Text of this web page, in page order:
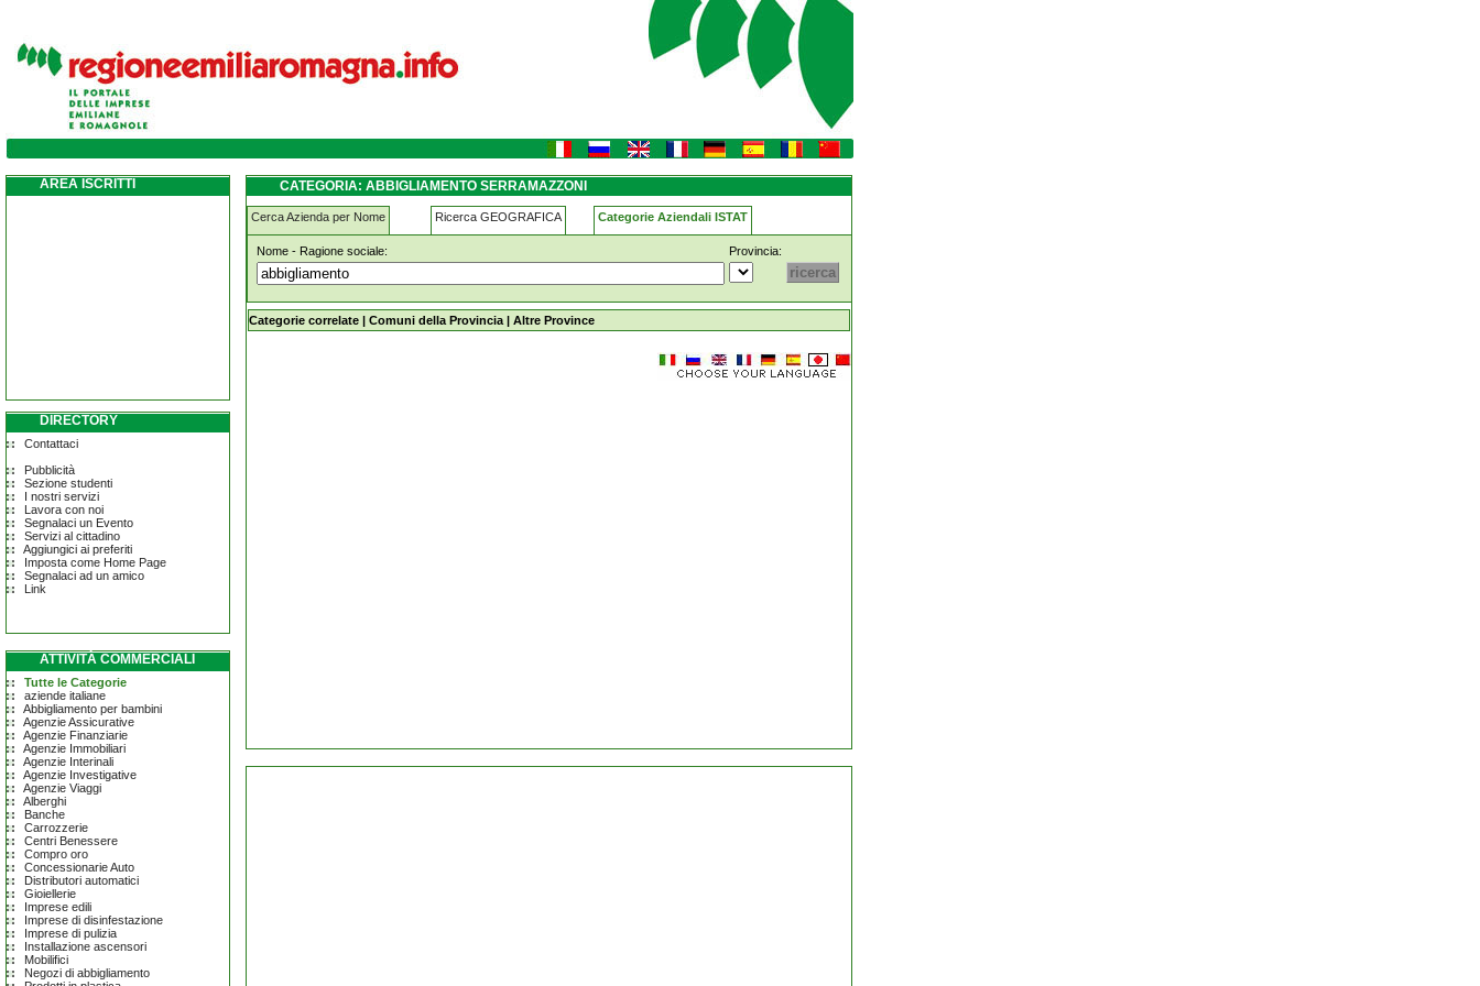
abbigliamento serramazzoni
AREA ISCRITTI
DIRECTORY
Contattaci
Pubblicità
Sezione studenti
I nostri servizi
Lavora con noi
Segnalaci un Evento
Servizi al cittadino
Aggiungici ai preferiti
Imposta come Home Page
Segnalaci ad un amico
Link
ATTIVITÀ COMMERCIALI
Tutte le Categorie
aziende italiane
Abbigliamento per bambini
Agenzie Assicurative
Agenzie Finanziarie
Agenzie Immobiliari
Agenzie Interinali
Agenzie Investigative
Agenzie Viaggi
Alberghi
Banche
Carrozzerie
Centri Benessere
Compro oro
Concessionarie Auto
Distributori automatici
Gioiellerie
Imprese edili
Imprese di disinfestazione
Imprese di pulizia
Installazione ascensori
Mobilifici
Negozi di abbigliamento
CATEGORIA: ABBIGLIAMENTO SERRAMAZZONI
Cerca Azienda per Nome Ricerca GEOGRAFICA Categorie Aziendali ISTAT
Nome - Ragione sociale: Provincia:
abbigliamento serramazzoni
Categorie correlate | Comuni della Provincia | Altre Province